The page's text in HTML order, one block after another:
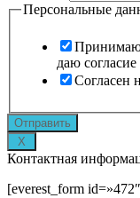
Персональные
даю
Согласен
utm_content
referrer_last
utm_campaign
Отправить
X
Контактная
[everest_form